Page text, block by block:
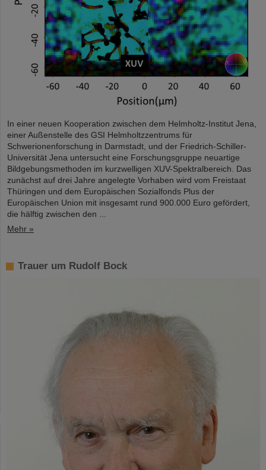
In einer neuen Kooperation zwischen dem Helmholtz-Institut Jena,
einer Außenstelle des GSI Helmholtzzentrums für
Schwerionenforschung in Darmstadt, und der Friedrich-Schiller-
Universität Jena untersucht eine Forschungsgruppe neuartige
Bildgebungsmethoden im kurzwelligen XUV-Spektralbereich. Das
zunächst auf drei Jahre angelegte Vorhaben wird vom Freistaat
Thüringen und dem Europäischen Sozialfonds Plus der
Europäischen Union mit insgesamt rund 900.000 Euro gefördert,
die hälftig zwischen den ...
Mehr »
Trauer um Rudolf Bock